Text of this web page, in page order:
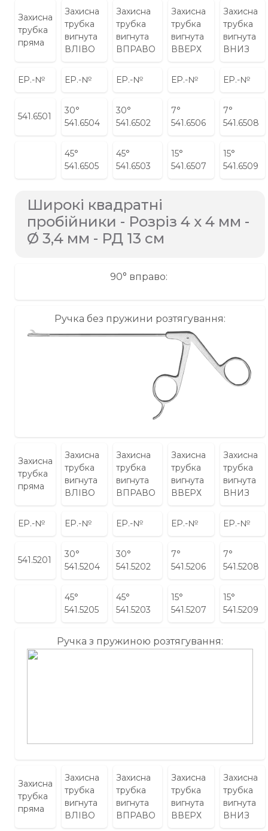
Захисна
трубка
пряма
Захисна
трубка
вигнута
ВЛІВО
Захисна
трубка
вигнута
ВПРАВО
Захисна
трубка
вигнута
ВВЕРХ
Захисна
трубка
вигнута
ВНИЗ
ЕР.-№ ЕР.-№ ЕР.-№ ЕР.-№ ЕР.-№
541.6501
30°
541.6504
30°
541.6502
7°
541.6506
7°
541.6508
45°
541.6505
45°
541.6503
15°
541.6507
15°
541.6509
Широкі квадратні
пробійники - Розріз 4 x 4 мм -
Ø 3,4 мм - РД 13 см
90° вправо:
Ручка без пружини розтягування:
Захисна
трубка
пряма
Захисна
трубка
вигнута
ВЛІВО
Захисна
трубка
вигнута
ВПРАВО
Захисна
трубка
вигнута
ВВЕРХ
Захисна
трубка
вигнута
ВНИЗ
ЕР.-№ ЕР.-№ ЕР.-№ ЕР.-№ ЕР.-№
541.5201
30°
541.5204
30°
541.5202
7°
541.5206
7°
541.5208
45°
541.5205
45°
541.5203
15°
541.5207
15°
541.5209
Ручка з пружиною розтягування:
Захисна
трубка
пряма
Захисна
трубка
вигнута
ВЛІВО
Захисна
трубка
вигнута
ВПРАВО
Захисна
трубка
вигнута
ВВЕРХ
Захисна
трубка
вигнута
ВНИЗ